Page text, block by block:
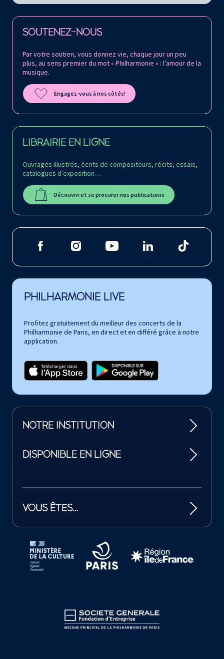
SOUTENEZ-NOUS
Par votre soutien, vous donnez vie, chaque jour un peu
plus, au sens premier du mot « Philharmonie » : l’amour de la
musique.
Engagez-vous à nos côtés!
LIBRAIRIE EN LIGNE
Ouvrages illustrés, écrits de compositeurs, récits, essais,
catalogues d’exposition…
Découvrir et se procurer nos publications
Retrouvez la Philharmonie de Paris sur
PHILHARMONIE LIVE
Profitez gratuitement du meilleur des concerts de la
Philharmonie de Paris, en direct et en différé grâce à notre
application.
NOTRE INSTITUTION
DISPONIBLE EN LIGNE
VOUS ÊTES…
Tutelles et mécènes de la Philharmonie de Paris